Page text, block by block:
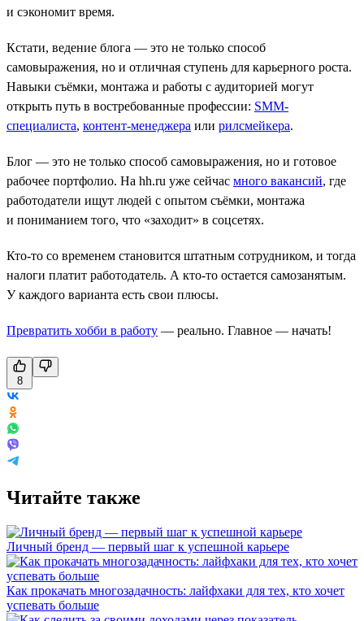
и сэкономит время.
Кстати, ведение блога — это не только способ
самовыражения, но и отличная ступень для карьерного роста.
Навыки съёмки, монтажа и работы с аудиторией могут
открыть путь в востребованные профессии: SMM-
специалиста, контент-менеджера или рилсмейкера.
Блог — это не только способ самовыражения, но и готовое
рабочее портфолио. На hh.ru уже сейчас много вакансий, где
работодатели ищут людей с опытом съёмки, монтажа
и пониманием того, что «заходит» в соцсетях.
Кто-то со временем становится штатным сотрудником, и тогда
налоги платит работодатель. А кто-то остается самозанятым.
У каждого варианта есть свои плюсы.
Превратить хобби в работу — реально. Главное — начать!
8
Читайте также
Личный бренд — первый шаг к успешной карьере
Как прокачать многозадачность: лайфхаки для тех, кто хочет
успевать больше